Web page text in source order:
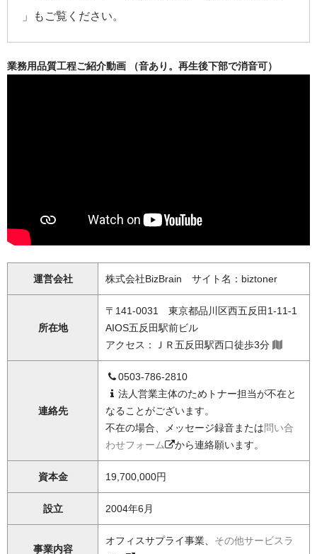
」もご覧ください。
業務用品質工程ご紹介動画 （音あり。再生後下部で消音可）
運営会社 株式会社BizBrain サイト名：biztoner
所在地
〒141-0031 東京都品川区西五反田1-11-1
AIOS五反田駅前ビル
アクセス：ＪＲ五反田駅西口徒歩3分
連絡先
0503-786-2810
法人営業主体のためトナー担当が不在と
なることがございます。
不在の場合、メッセージ録音または問い合
わせフォーム
から連絡願います。
資本金 19,700,000円
設立 2004年6月
事業内容
オフィスサプライ事業、 その他サービスラ